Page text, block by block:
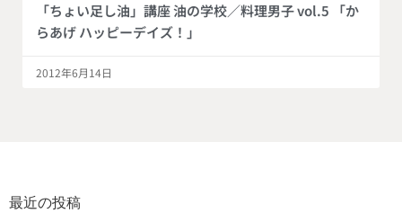
「ちょい足し油」講座 油の学校／料理男子 vol.5 「か
らあげ ハッピーデイズ！」
2012年6月14日
最近の投稿